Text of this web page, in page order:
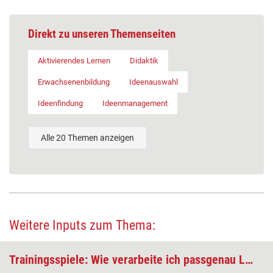
Direkt zu unseren Themenseiten
Aktivierendes Lernen Didaktik
Erwachsenenbildung Ideenauswahl
Ideenfindung Ideenmanagement
Alle 20 Themen anzeigen
Weitere Inputs zum Thema:
Trainingsspiele: Wie verarbeite ich passgenau Lernstoff in Spiele?